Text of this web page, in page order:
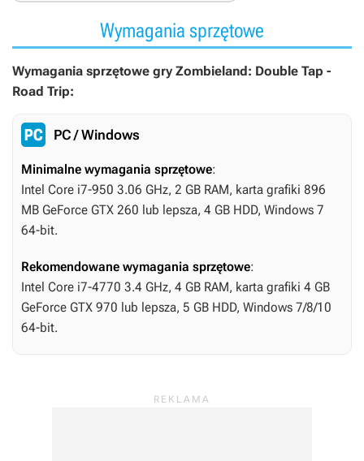
Wymagania sprzętowe
Wymagania sprzętowe gry Zombieland: Double Tap -
Road Trip:
PC / Windows
Minimalne wymagania sprzętowe:
Intel Core i7-950 3.06 GHz, 2 GB RAM, karta grafiki 896
MB GeForce GTX 260 lub lepsza, 4 GB HDD, Windows 7
64-bit.
Rekomendowane wymagania sprzętowe:
Intel Core i7-4770 3.4 GHz, 4 GB RAM, karta grafiki 4 GB
GeForce GTX 970 lub lepsza, 5 GB HDD, Windows 7/8/10
64-bit.